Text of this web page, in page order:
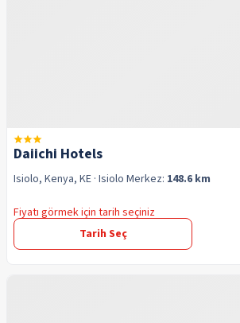
Daiichi Hotels
Isiolo, Kenya, KE · Isiolo Merkez: 148.6 km
Fiyatı görmek için tarih seçiniz
Tarih Seç